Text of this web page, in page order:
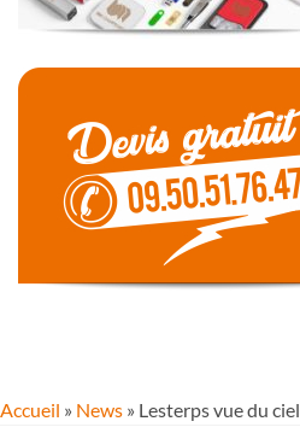
Accueil » News » Lesterps vue du ciel